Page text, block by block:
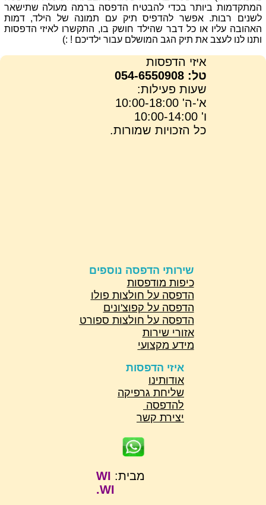
המתקדמות ביותר בכדי להבטיח הדפסה ברמה מעולה שתישאר
לשנים רבות. אפשר להדפיס תיק עם תמונה של הילד, דמות
האהובה עליו או כל דבר שהילד חושק בו, התקשרו לאיזי הדפסות
ותנו לנו לעצב את תיק הגב המושלם עבור ילדיכם ! :)
מבית: WI
WI.
איזי הדפסות
טל: 054-6550908
שעות פעילות:
א'-ה' 10:00-18:00
ו' 10:00-14:00
כל הזכויות שמורות.
שירותי הדפסה נוספים
כיפות מודפסות
הדפסה על חולצות פולו
הדפסה על קפוצ'ונים
הדפסה על חולצות ספורט
אזורי שירות
מידע מקצועי
איזי הדפסות
אודותינו
שליחת גרפיקה
להדפסה
יצירת קשר